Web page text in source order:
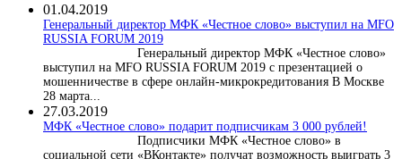
01.04.2019
Генеральный директор МФК «Честное слово» выступил на MFO
RUSSIA FORUM 2019
Генеральный директор МФК «Честное слово»
выступил на MFO RUSSIA FORUM 2019 с презентацией о
мошенничестве в сфере онлайн-микрокредитования В Москве
28 марта...
27.03.2019
МФК «Честное слово» подарит подписчикам 3 000 рублей!
Подписчики МФК «Честное слово» в
социальной сети «ВКонтакте» получат возможность выиграть 3